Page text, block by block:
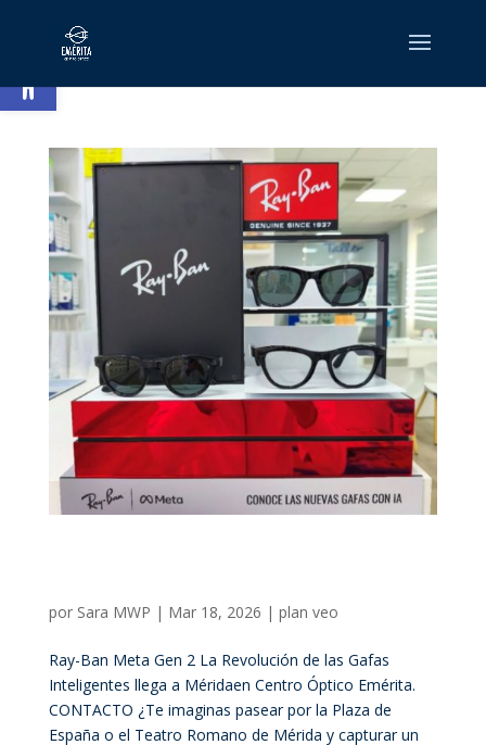
Abrir barra de herramientas
por Sara MWP | Mar 18, 2026 | plan veo
Ray-Ban Meta Gen 2 La Revolución de las Gafas
Inteligentes llega a Méridaen Centro Óptico Emérita.
CONTACTO ¿Te imaginas pasear por la Plaza de
España o el Teatro Romano de Mérida y capturar un